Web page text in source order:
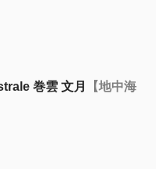
巻雲 文月
【地中海